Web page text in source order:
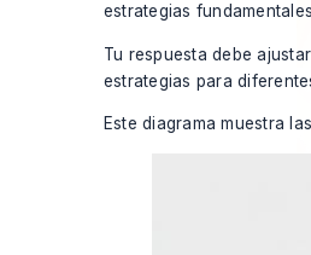
estrategias
Tu respuesta debe
estrategias para
Este diagrama muestra